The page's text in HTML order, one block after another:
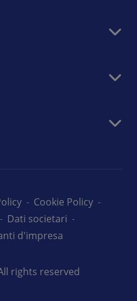
rights reserved
Cookie Policy
Dati societari
d'impresa